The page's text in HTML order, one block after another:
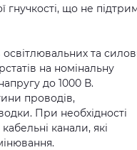
гнучкості, що не
та
на номінальну
до 1000 В.
проводів,
При необхідності
канали, які